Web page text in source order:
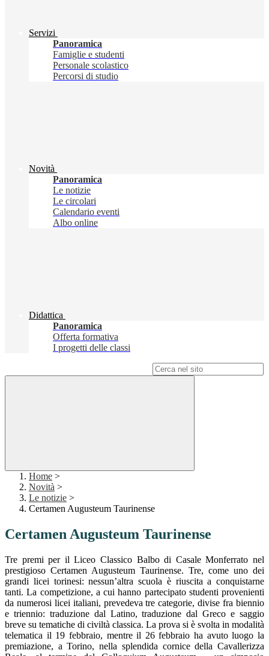
Servizi
Panoramica
Famiglie e studenti
Personale scolastico
Percorsi di studio
Novità
Panoramica
Le notizie
Le circolari
Calendario eventi
Albo online
Didattica
Panoramica
Offerta formativa
I progetti delle classi
Home >
Novità >
Le notizie >
Certamen Augusteum Taurinense
Certamen Augusteum Taurinense
Tre premi per il Liceo Classico Balbo di Casale Monferrato nel
prestigioso Certamen Augusteum Taurinense. Tre, come uno dei
grandi licei torinesi: nessun’altra scuola è riuscita a conquistarne
tanti. La competizione, a cui hanno partecipato studenti provenienti
da numerosi licei italiani, prevedeva tre categorie, divise fra biennio
e triennio: traduzione dal Latino, traduzione dal Greco e saggio
breve su tematiche di civiltà classica. La prova si è svolta in modalità
telematica il 19 febbraio, mentre il 26 febbraio ha avuto luogo la
premiazione, a Torino, nella splendida cornice della Cavallerizza